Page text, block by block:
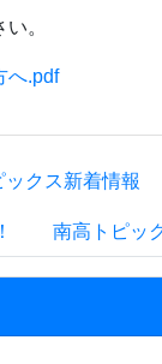
。
へ.pdf
ックス新着情報
南高トピッ